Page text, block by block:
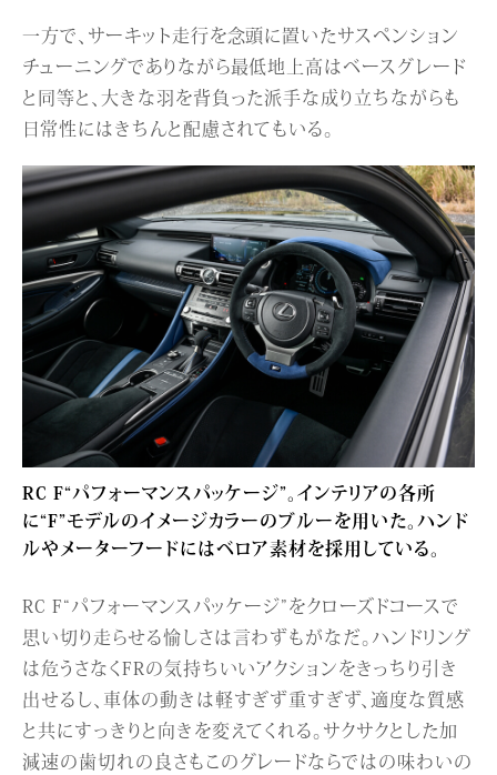
一方で、サーキット走行を念頭に置いたサスペンション
チューニングでありながら最低地上高はベースグレード
と同等と、大きな羽を背負った派手な成り立ちながらも
日常性にはきちんと配慮されてもいる。
RC F“パフォーマンスパッケージ”。インテリアの各所
に“F”モデルのイメージカラーのブルーを用いた。ハンド
ルやメーターフードにはベロア素材を採用している。
RC F“パフォーマンスパッケージ”をクローズドコースで
思い切り走らせる愉しさは言わずもがなだ。ハンドリング
は危うさなくFRの気持ちいいアクションをきっちり引き
出せるし、車体の動きは軽すぎず重すぎず、適度な質感
と共にすっきりと向きを変えてくれる。サクサクとした加
減速の歯切れの良さもこのグレードならではの味わいの